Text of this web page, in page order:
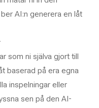
AI:n generera en låt
som ni själva gjort till
baserad på era egna
inspelningar eller
sen på den AI-